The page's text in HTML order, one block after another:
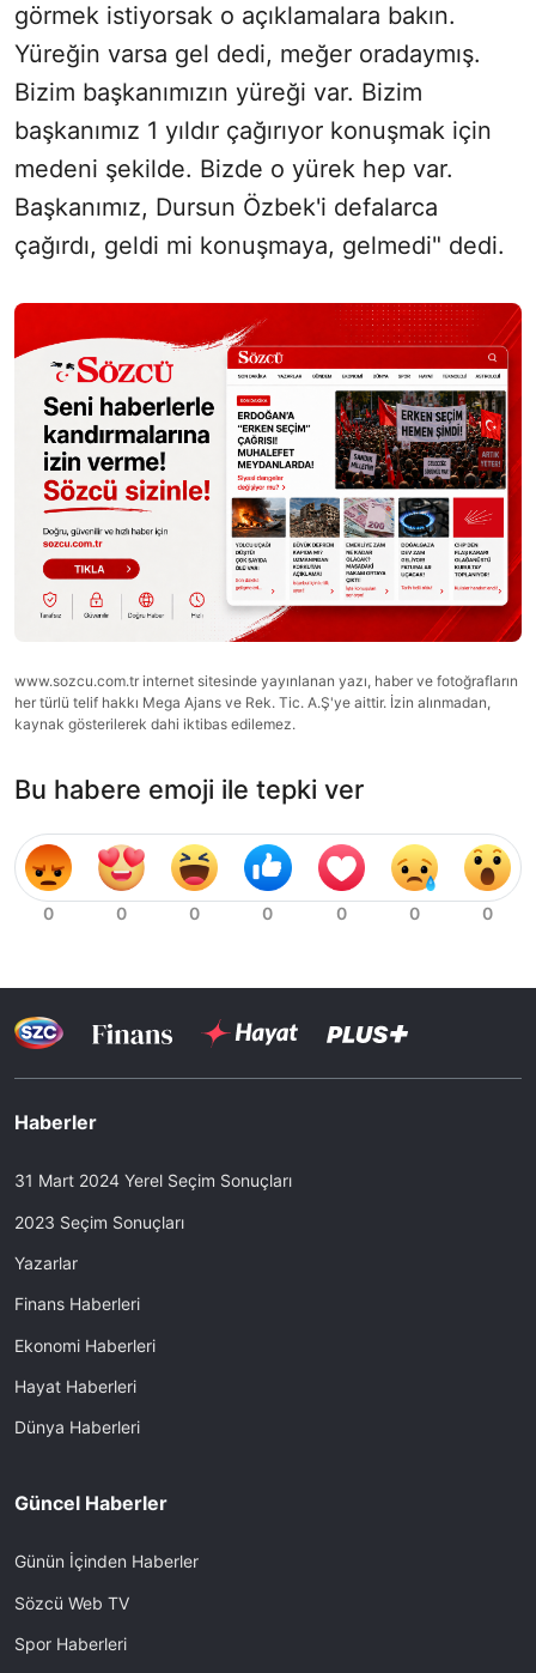
görmek istiyorsak o açıklamalara bakın.
Yüreğin varsa gel dedi, meğer oradaymış.
Bizim başkanımızın yüreği var. Bizim
başkanımız 1 yıldır çağırıyor konuşmak için
medeni şekilde. Bizde o yürek hep var.
Başkanımız, Dursun Özbek'i defalarca
çağırdı, geldi mi konuşmaya, gelmedi" dedi.
www.sozcu.com.tr internet sitesinde yayınlanan yazı, haber ve fotoğrafların
her türlü telif hakkı Mega Ajans ve Rek. Tic. A.Ş'ye aittir. İzin alınmadan,
kaynak gösterilerek dahi iktibas edilemez.
Bu habere emoji ile tepki ver
Haberler
31 Mart 2024 Yerel Seçim Sonuçları
2023 Seçim Sonuçları
Yazarlar
Finans Haberleri
Ekonomi Haberleri
Hayat Haberleri
Dünya Haberleri
Güncel Haberler
Günün İçinden Haberler
Sözcü Web TV
Spor Haberleri